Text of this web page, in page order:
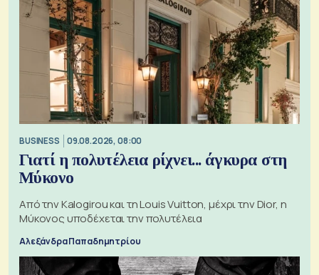
BUSINESS 09.08.2026, 08:00
Γιατί η πολυτέλεια ρίχνει... άγκυρα στη
Μύκονο
Από την Kalogirou και τη Louis Vuitton, μέχρι την Dior, η
Μύκονος υποδέχεται την πολυτέλεια
Αλεξάνδρα Παπαδημητρίου